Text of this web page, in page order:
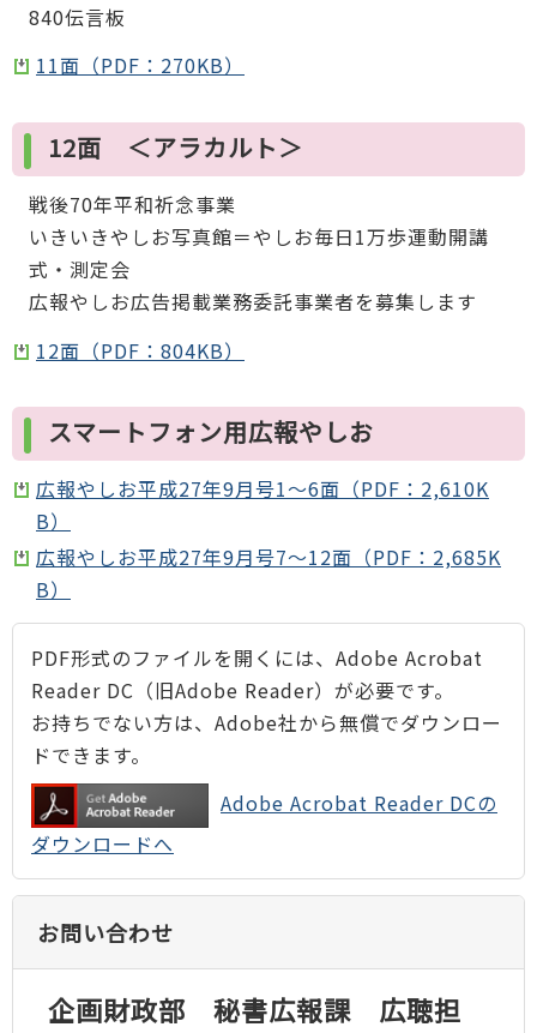
840伝言板
11面（PDF：270KB）
12面 ＜アラカルト＞
戦後70年平和祈念事業
いきいきやしお写真館＝やしお毎日1万歩運動開講
式・測定会
広報やしお広告掲載業務委託事業者を募集します
12面（PDF：804KB）
スマートフォン用広報やしお
広報やしお平成27年9月号1～6面（PDF：2,610K
B）
広報やしお平成27年9月号7～12面（PDF：2,685K
B）
PDF形式のファイルを開くには、Adobe Acrobat
Reader DC（旧Adobe Reader）が必要です。
お持ちでない方は、Adobe社から無償でダウンロー
ドできます。
Adobe Acrobat Reader DCの
ダウンロードへ
お問い合わせ
企画財政部 秘書広報課 広聴担